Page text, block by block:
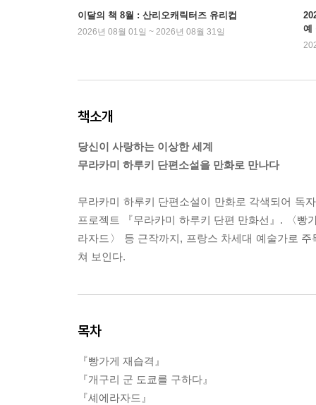
이달의 책 8월 : 산리오캐릭터즈 유리컵
2026년 08월 01일 ~ 2026년 08월 31일
예
책소개
당신이 사랑하는 이상한 세계
무라카미 하루키 단편소설을 만화로 만나다
무라카미 하루키 단편소설이 만화로 각색되어 독
프로젝트 『무라카미 하루키 단편 만화선』. 〈
라자드〉 등 근작까지, 프랑스 차세대 예술가로
쳐 보인다.
목차
『빵가게 재습격』
『개구리 군 도쿄를 구하다』
『셰에라자드』